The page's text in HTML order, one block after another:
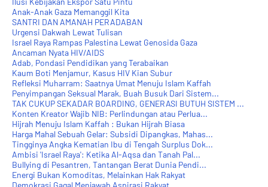
Anak-Anak Gaza Memanggil Kita
SANTRI DAN AMANAH PERADABAN
Urgensi Dakwah Lewat Tulisan
Israel Raya Rampas Palestina Lewat Genosida Gaza
Ancaman Nyata HIV/AIDS
Adab, Pondasi Pendidikan yang Terabaikan
Kaum Boti Menjamur, Kasus HIV Kian Subur
Refleksi Muharram: Saatnya Umat Menuju Islam Kaffah
Penyimpangan Seksual Marak, Buah Busuk Dari Sistem...
TAK CUKUP SEKADAR BOARDING, GENERASI BUTUH SISTEM ...
Konten Kreator Wajib NIB: Perlindungan atau Perlua...
Hijrah Menuju Islam Kaffah : Bukan Hijrah Biasa
Harga Mahal Sebuah Gelar: Subsidi Dipangkas, Mahas...
Tingginya Angka Kematian Ibu di Tengah Surplus Dok...
Ambisi 'Israel Raya': Ketika Al-Aqsa dan Tanah Pal...
Bullying di Pesantren, Tantangan Berat Dunia Pendi...
Energi Bukan Komoditas, Melainkan Hak Rakyat
Demokrasi Gagal Menjawab Aspirasi Rakyat